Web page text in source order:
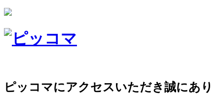
ピッコマにアクセスいただき誠にあり